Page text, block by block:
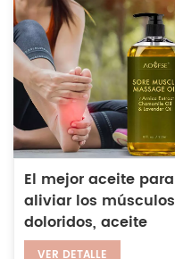
El mejor aceite para
aliviar los músculos
doloridos, aceite
esencial relajante
VER DETALLE